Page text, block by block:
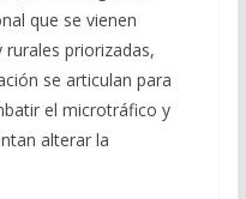
que se vienen
priorizadas,
se articulan para
el microtráfico y
alterar la